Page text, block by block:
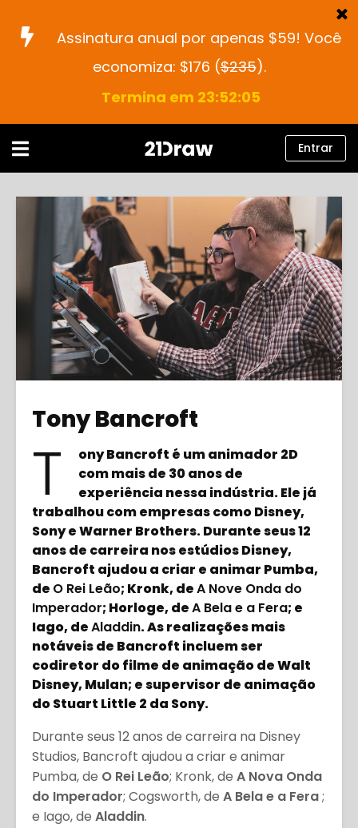
Assinatura anual por apenas $59! Você
economiza: $176 ($235).
Termina em 23:52:04
Ajuda
Sobre nós
Entrar
Português
Entrar
Tony Bancroft
T
ony Bancroft é um animador 2D
com mais de 30 anos de
experiência nessa indústria. Ele já
trabalhou com empresas como Disney,
Sony e Warner Brothers. Durante seus 12
anos de carreira nos estúdios Disney,
Bancroft ajudou a criar e animar Pumba,
de O Rei Leão; Kronk, deA Nove Onda do
Imperador; Horloge, deA Bela e a Fera; e
Iago, deAladdin. As realizações mais
notáveis de Bancroft incluem ser
codiretor do filme de animação de Walt
Disney, Mulan; e supervisor de animação
do Stuart Little 2 da Sony.
Durante seus 12 anos de carreira na Disney
Studios, Bancroft ajudou a criar e animar
Pumba, de O Rei Leão; Kronk, de A Nova Onda
do Imperador; Cogsworth, de A Bela e a Fera;
e Iago, de Aladdin.